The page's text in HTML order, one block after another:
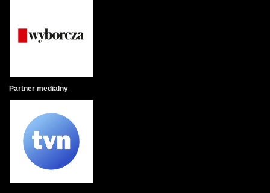
Partner medialny